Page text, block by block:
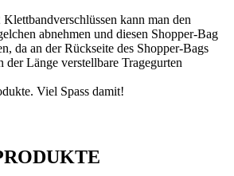
kann man den
abnehmen und diesen Shopper-Bag
da an der Rückseite des Shopper-Bags
Länge verstellbare Tragegurten
Viel Spass damit!